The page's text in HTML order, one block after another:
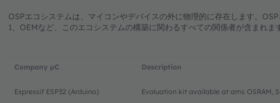
OSPエコシステムは、マイコンやデバイスの外に物理的に存在します。
1、OEMなど、このエコシステムの構築に関わるすべての関係者が含まれま
Company µC Description
Espressif ESP32 (Arduino) Evaluation kit available at ams OSRAM,